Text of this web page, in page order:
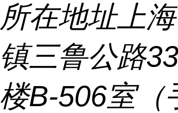
所在地址上
镇三鲁公路
楼B-506室（